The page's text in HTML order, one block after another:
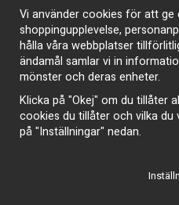
Industrivägen 8, Laxå
Öppetider
Måndag - Tisdag 13-17
Onsdag Stängt
Torsdag 13-17
Fredag 13-16
Vi använder cookies för att ge
shoppingupplevelse,
hålla våra webbplatser
ändamål samlar vi in
mönster och deras enheter.
Klicka på "Okej" om du tillåter
cookies du tillåter och vilka
på "Inställningar" nedan.